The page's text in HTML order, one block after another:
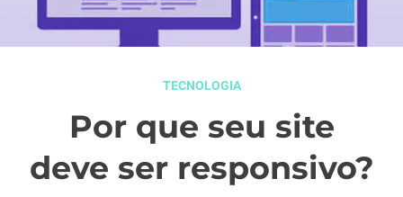
TECNOLOGIA
Por que seu site
deve ser responsivo?